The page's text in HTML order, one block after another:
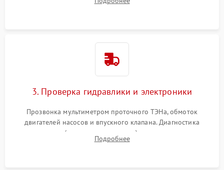
циркуляционному насосу, ТЭНу и сливной помпе.
3. Проверка гидравлики и электроники
Прозвонка мультиметром проточного ТЭНа, обмоток
двигателей насосов и впускного клапана. Диагностика
прессостата (датчика уровня воды), датчика мутности,
концевика дверцы и электронного модуля управления.
Подробнее